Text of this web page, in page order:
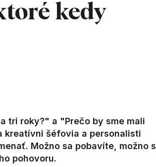
kedy
tri roky?" a "Prečo by sme mali
kreatívni šéfovia a personalisti
Možno sa pobavíte, možno
pohovoru.